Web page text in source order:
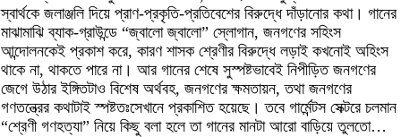
স্বার্থকে জলাঞ্জলি দিয়ে প্রাণ-প্রকৃতি-প্রতিবেশের বিরুদ্ধে দাঁড়ানোর কথা। গানের
মাঝামাঝি ব্যাক-গ্রাউন্ডে “জ্বালো জ্বালো” স্লোগান, জনগণের সহিংস
আন্দোলনকেই প্রকাশ করে, কারণ শাসক শ্রেণীর বিরুদ্ধে লড়াই কখনোই অহিংস
থাকে না, থাকতে পারে না। আর গানের শেষে সুস্পষ্টভাবেই নিপীড়িত জনগণের
জেগে উঠার ইঙ্গিতটাও বিশেষ অর্থবহ, জনগণের ক্ষমতায়ন, তথা জনগণের
গণতন্ত্রের কথাটাই স্পষ্টতঃসেখানে প্রকাশিত হয়েছে। তবে গার্মেন্টস সেক্টরে চলমান
“শ্রেণী গণহত্যা” নিয়ে কিছু বলা হলে তা গানের মানটা আরো বাড়িয়ে তুলতো…